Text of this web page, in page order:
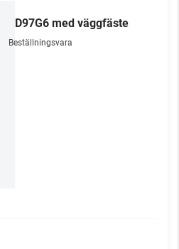
OLED97G6 med väggfäste
Beställningsvara